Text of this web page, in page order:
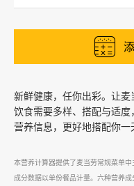
新鲜健康，任你出彩。让麦
饮食需要多样、搭配与适
营养信息，更好地搭配你一
本营养计算器提供了麦当劳常规菜单
成分数据以单份餐品计量。六种营养